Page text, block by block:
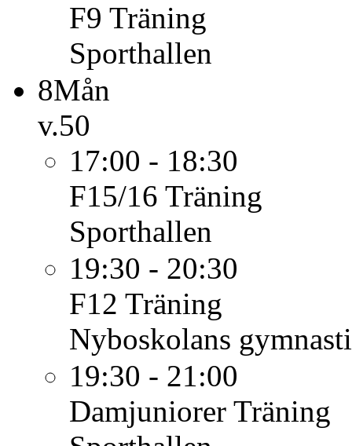
F9 Träning
Sporthallen
8Mån
v.50
17:00 - 18:30
F15/16 Träning
Sporthallen
19:30 - 20:30
F12 Träning
Nyboskolans
19:30 - 21:00
Damjuniorer Träning